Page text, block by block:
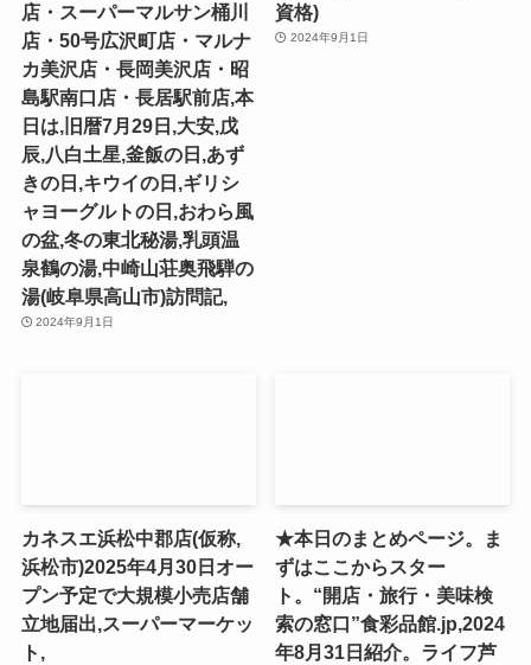
店・スーパーマルサン桶川
店・50号広沢町店・マルナ
カ美沢店・長岡美沢店・昭
島駅南口店・長居駅前店,本
日は,旧暦7月29日,大安,戊
辰,八白土星,釜飯の日,あず
きの日,キウイの日,ギリシ
ャヨーグルトの日,おわら風
の盆,冬の東北秘湯,乳頭温
泉鶴の湯,中崎山荘奥飛騨の
湯(岐阜県高山市)訪問記,
2024年9月1日
資格)
2024年9月1日
カネスエ浜松中郡店(仮称,
浜松市)2025年4月30日オー
プン予定で大規模小売店舗
立地届出,スーパーマーケッ
ト,
★本日のまとめページ。ま
ずはここからスター
ト。“開店・旅行・美味検
索の窓口”食彩品館.jp,2024
年8月31日紹介。ライフ芦